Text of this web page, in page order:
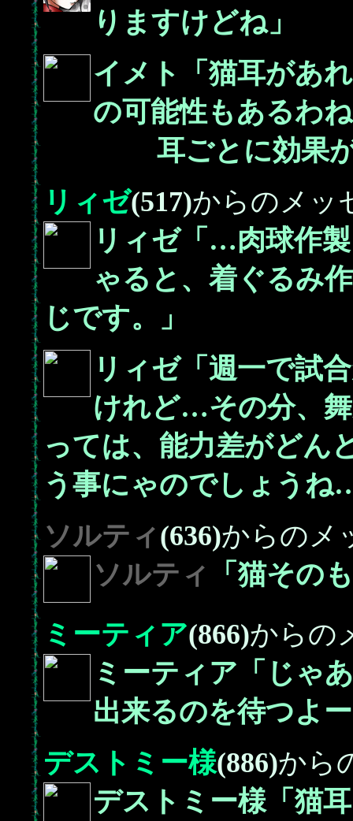
りますけどね」
イメト「猫耳があ
の可能性もあるわ
耳ごとに効果が
リィゼ(517)からのメッ
リィゼ「…肉球作
ゃると、着ぐるみ
じです。」
リィゼ「週一で試
けれど…その分、
っては、能力差がどん
う事にゃのでしょうね
ソルティ(636)からのメ
ソルティ
「猫その
ミーティア(866)からの
ミーティア「じゃ
出来るのを待つよ
デストミー様(886)から
デストミー様「猫